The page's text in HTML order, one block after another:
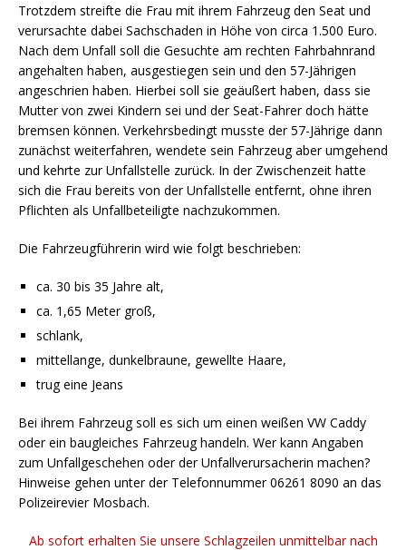
Trotzdem streifte die Frau mit ihrem Fahrzeug den Seat und
verursachte dabei Sachschaden in Höhe von circa 1.500 Euro.
Nach dem Unfall soll die Gesuchte am rechten Fahrbahnrand
angehalten haben, ausgestiegen sein und den 57-Jährigen
angeschrien haben. Hierbei soll sie geäußert haben, dass sie
Mutter von zwei Kindern sei und der Seat-Fahrer doch hätte
bremsen können. Verkehrsbedingt musste der 57-Jährige dann
zunächst weiterfahren, wendete sein Fahrzeug aber umgehend
und kehrte zur Unfallstelle zurück. In der Zwischenzeit hatte
sich die Frau bereits von der Unfallstelle entfernt, ohne ihren
Pflichten als Unfallbeteiligte nachzukommen.
Die Fahrzeugführerin wird wie folgt beschrieben:
ca. 30 bis 35 Jahre alt,
ca. 1,65 Meter groß,
schlank,
mittellange, dunkelbraune, gewellte Haare,
trug eine Jeans
Bei ihrem Fahrzeug soll es sich um einen weißen VW Caddy
oder ein baugleiches Fahrzeug handeln. Wer kann Angaben
zum Unfallgeschehen oder der Unfallverursacherin machen?
Hinweise gehen unter der Telefonnummer 06261 8090 an das
Polizeirevier Mosbach.
Ab sofort erhalten Sie unsere Schlagzeilen unmittelbar nach